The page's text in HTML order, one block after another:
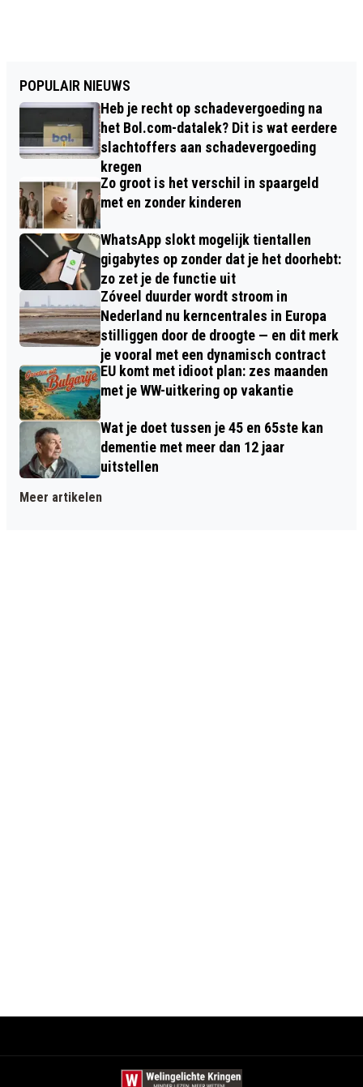
POPULAIR NIEUWS
Heb je recht op schadevergoeding na
het Bol.com-datalek? Dit is wat eerdere
slachtoffers aan schadevergoeding
kregen
Zo groot is het verschil in spaargeld
met en zonder kinderen
WhatsApp slokt mogelijk tientallen
gigabytes op zonder dat je het doorhebt:
zo zet je de functie uit
Zóveel duurder wordt stroom in
Nederland nu kerncentrales in Europa
stilliggen door de droogte — en dit merk
je vooral met een dynamisch contract
EU komt met idioot plan: zes maanden
met je WW-uitkering op vakantie
Wat je doet tussen je 45 en 65ste kan
dementie met meer dan 12 jaar
uitstellen
Meer artikelen